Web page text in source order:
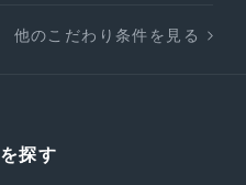
他のこだわり条件を見る
を探す